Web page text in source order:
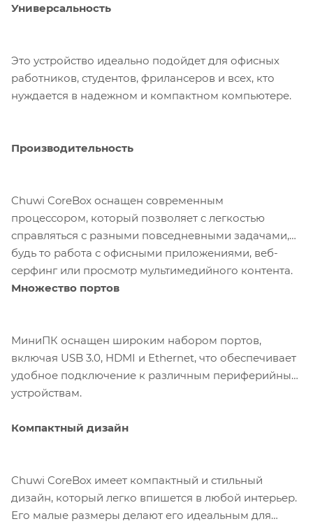
Универсальность
Это устройство идеально подойдет для офисных
работников, студентов, фрилансеров и всех, кто
нуждается в надежном и компактном компьютере.
Производительность
Chuwi CoreBox оснащен современным
процессором, который позволяет с легкостью
справляться с разными повседневными задачами,
будь то работа с офисными приложениями, веб-
серфинг или просмотр мультимедийного контента.
Множество портов
МиниПК оснащен широким набором портов,
включая USB 3.0, HDMI и Ethernet, что обеспечивает
удобное подключение к различным периферийным
устройствам.
Компактный дизайн
Chuwi CoreBox имеет компактный и стильный
дизайн, который легко впишется в любой интерьер.
Его малые размеры делают его идеальным для